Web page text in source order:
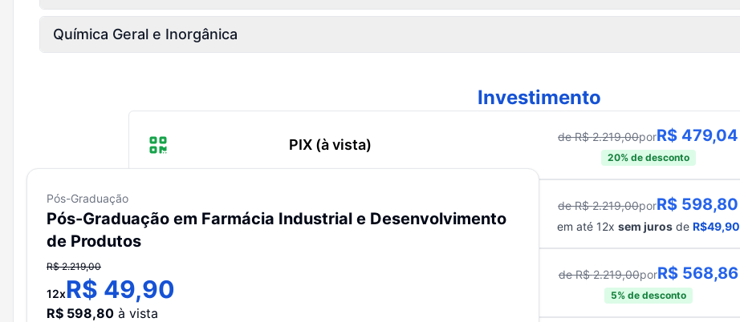
Química Geral e Inorgânica
Investimento
PIX (à vista) de R$2.219,00porR$ 479,04
20% de desconto
Cartão de Crédito de R$2.219,00porR$ 598,80
em até 12x sem jurosde R$49,90
de R$2.219,00porR$ 568,86
5% de desconto
Pós-Graduação
Pós-Graduação em Farmácia Industrial e Desenvolvimento
de Produtos
R$2.219,00
12xR$ 49,90
R$ 598,80 à vista